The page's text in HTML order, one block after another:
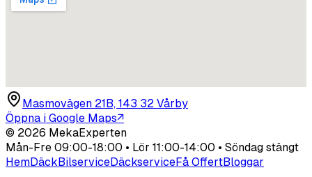
Masmovägen 21B, 143 32 Vårby
Öppna i Google Maps↗
© 2026 MekaExperten
Mån-Fre 09:00-18:00 • Lör 11:00-14:00 • Söndag stängt
HemDäckBilserviceDäckserviceFå OffertBloggar